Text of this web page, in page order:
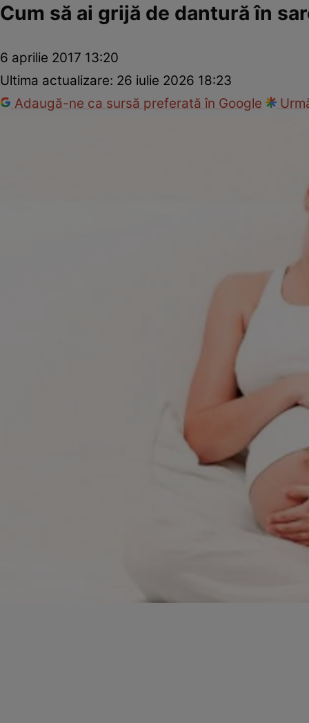
Cum să ai grijă de dantură în
6 aprilie 2017 13:20
Ultima actualizare: 26 iulie 2026 18:23
Adaugă-ne ca sursă preferată în Google